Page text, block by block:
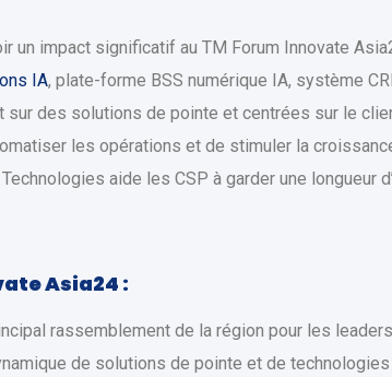
un impact significatif au TM Forum Innovate
IA, plate-forme BSS numérique IA, système
sur des solutions de pointe et centrées sur le
les opérations et de stimuler la
aide les CSP à garder une longueur
Asia24 :
rassemblement de la région pour les
de solutions de pointe et de